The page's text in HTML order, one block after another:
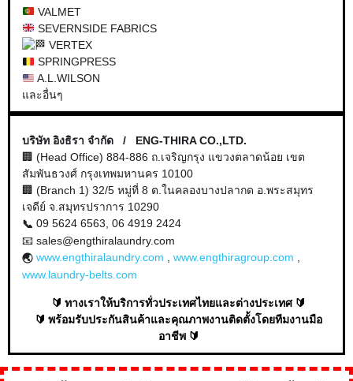
VALMET
SEVERNSIDE FABRICS
VERTEX
SPRINGPRESS
A.L.WILSON
และอื่นๆ
บริษัท อิงธิรา จำกัด / ENG-THIRA CO.,LTD.
🏢 (Head Office) 884-886 ถ.เจริญกรุง แขวงตลาดน้อย เขต
สัมพันธวงศ์ กรุงเทพมหานคร 10100
🏢 (Branch 1) 32/5 หมู่ที่ 8 ต.ในคลองบางปลากด อ.พระสมุทร
เจดีย์ จ.สมุทรปราการ 10290
📞 09 5624 6563, 06 4919 2424
📧 sales@engthiralaundry.com
🌏 www.engthiralaundry.com www.engthiragroup.com
www.laundry-belts.com
🔰 ทางเราให้บริการทั่วประเทศไทยและต่างประเทศ 🔰
🔰 พร้อมรับประกันสินค้าและคุณภาพงานติดตั้งโดยทีมงานมือ
อาชีพ 🔰